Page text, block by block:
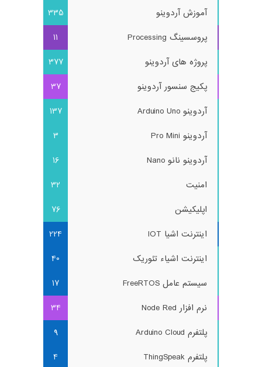
آموزش آردوینو
335
پروسسینگ Processing
11
پروژه های آردوینو
377
پکیج سنسور آردوینو
37
آردوینو Arduino Uno
137
آردوینو Pro Mini
3
آردوینو نانو Nano
16
امنیت
32
اپلیکیشن
76
اینترنت اشیا IOT
224
اینترنت اشیاء تئوریک
40
سیستم عامل FreeRTOS
17
نرم افزار Node Red
34
پلتفرم Arduino Cloud
9
پلتفرم ThingSpeak
4